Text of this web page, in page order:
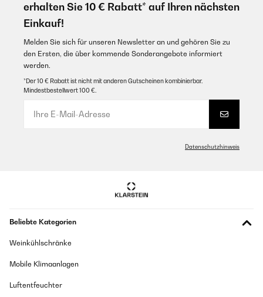
erhalten Sie 10 € Rabatt* auf Ihren nächsten
Einkauf!
Melden Sie sich für unseren Newsletter an und gehören Sie zu
den Ersten, die über kommende Sonderangebote informiert
werden.
*Der 10 € Rabatt ist nicht mit anderen Gutscheinen kombinierbar.
Mindestbestellwert 100 €.
Datenschutzhinweis
Beliebte Kategorien
Weinkühlschränke
Mobile Klimaanlagen
Luftentfeuchter